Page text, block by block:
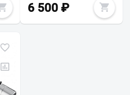
6 500₽